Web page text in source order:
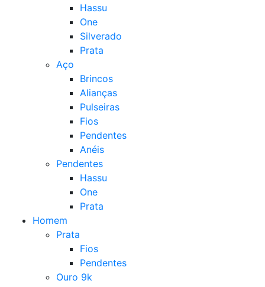
Hassu
One
Silverado
Prata
Aço
Brincos
Alianças
Pulseiras
Fios
Pendentes
Anéis
Pendentes
Hassu
One
Prata
Homem
Prata
Fios
Pendentes
Ouro 9k